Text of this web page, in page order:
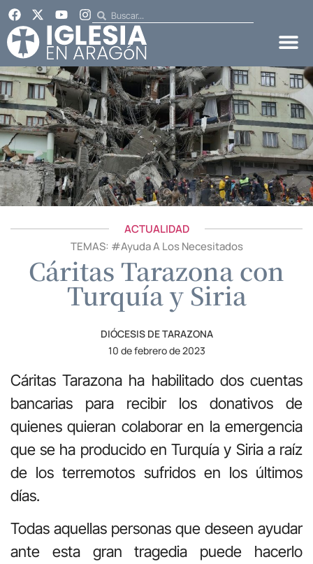
ACTUALIDAD
TEMAS: #Ayuda A Los Necesitados
Cáritas Tarazona con
Turquía y Siria
DIÓCESIS DE TARAZONA
10 de febrero de 2023
Cáritas Tarazona ha habilitado dos cuentas
bancarias para recibir los donativos de
quienes quieran colaborar en la emergencia
que se ha producido en Turquía y Siria a raíz
de los terremotos sufridos en los últimos
días.
Todas aquellas personas que deseen ayudar
ante esta gran tragedia puede hacerlo